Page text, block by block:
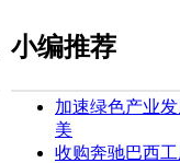
小编推荐
加速绿色产业
美
收购奔驰巴西